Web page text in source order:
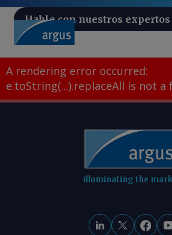
Hable con nuestros expertos
A rendering error occurred:
e.toString(...).replaceAll is not a
illuminating the